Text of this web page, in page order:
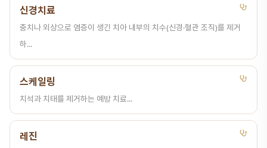
신경치료
충치나 외상으로 염증이 생긴 치아 내부의 치수(신경·혈관 조직)를 제거
하...
스케일링
치석과 치태를 제거하는 예방 치료...
레진